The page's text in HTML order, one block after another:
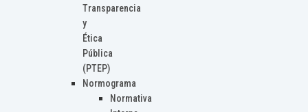
Transparencia
y
Ética
Pública
(PTEP)
Normograma
Normativa